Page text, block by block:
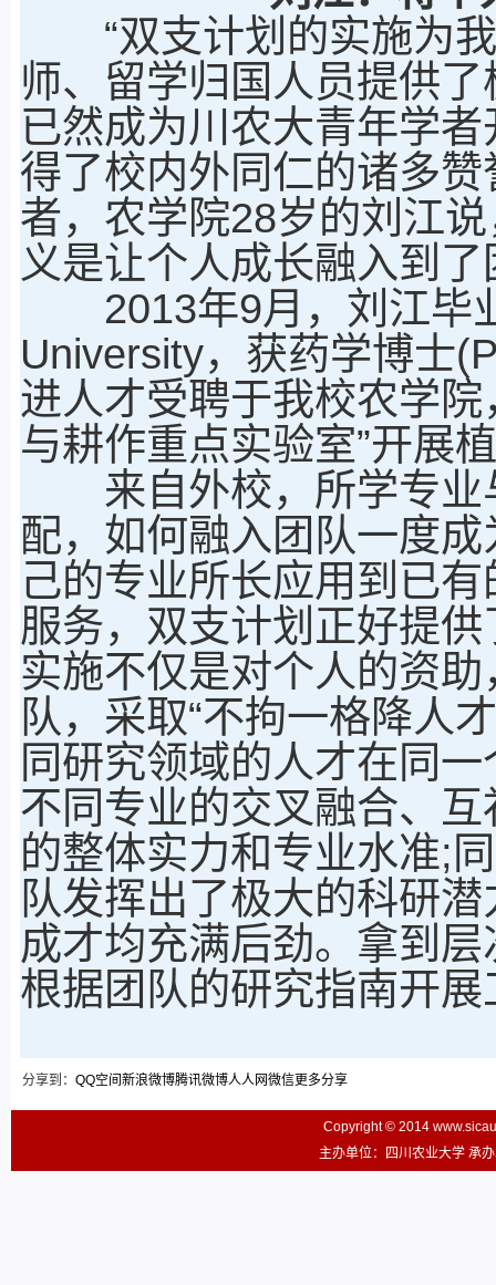
“双支计划的实施为我
师、留学归国人员提供
已然成为川农大青年学者
得了校内外同仁的诸多
者，农学院28岁的刘江
义是让个人成长融入到
2013年9月，刘江毕
University，获药学博士
进人才受聘于我校农学
与耕作重点实验室”开展
来自外校，所学专业
配，如何融入团队一度
己的专业所长应用到已
服务，双支计划正好提
实施不仅是对个人的资
队，采取“不拘一格降人
同研究领域的人才在同
不同专业的交叉融合、
的整体实力和专业水准;
队发挥出了极大的科研
成才均充满后劲。拿到
根据团队的研究指南开展
分享到： QQ空间 新浪微博腾讯微博人人网微信更多分享
Copyright © 2014
主办单位：四川农业大学 承